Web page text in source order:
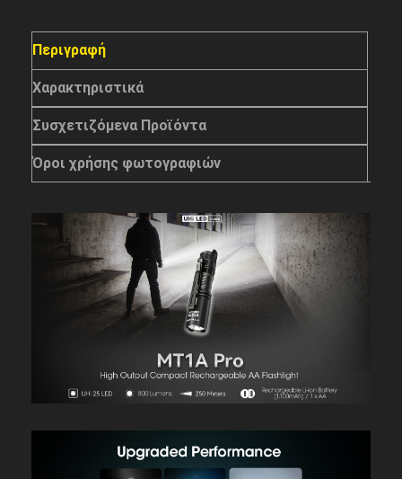
Περιγραφή
Χαρακτηριστικά
Συσχετιζόμενα Προϊόντα
Όροι χρήσης φωτογραφιών